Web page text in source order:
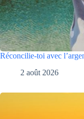
Réconcilie-toi avec
2 août 2026